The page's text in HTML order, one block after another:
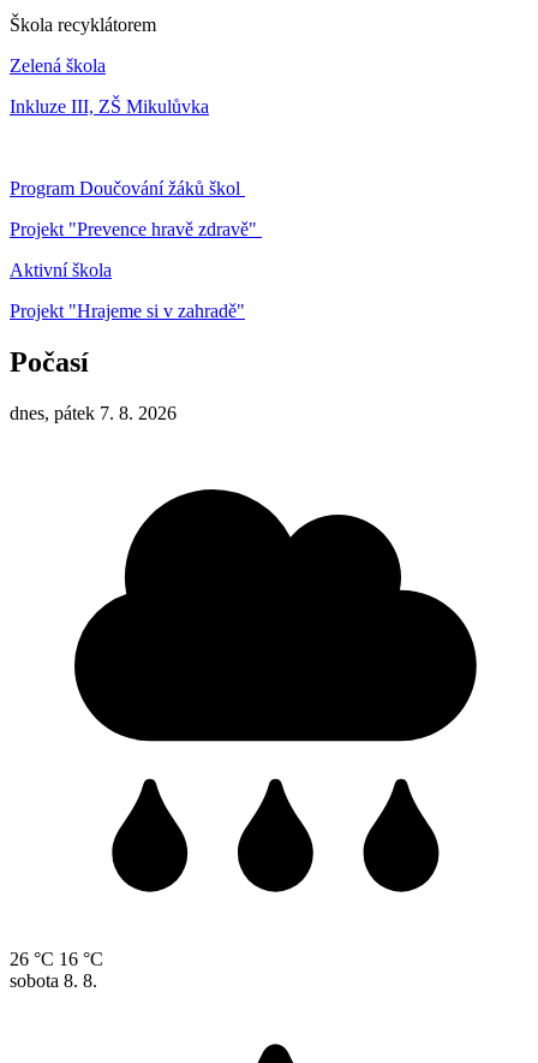
Škola recyklátorem
Zelená škola
Inkluze III, ZŠ Mikulůvka
Program Doučování žáků škol
Projekt "Prevence hravě zdravě"
Aktivní škola
Projekt "Hrajeme si v zahradě"
Počasí
dnes, pátek 7. 8. 2026
26 °C 16 °C
sobota 8. 8.